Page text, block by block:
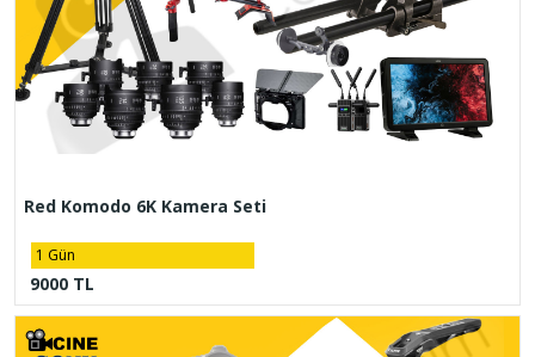
Red Komodo 6K Kamera Seti
1 Gün
9000 TL